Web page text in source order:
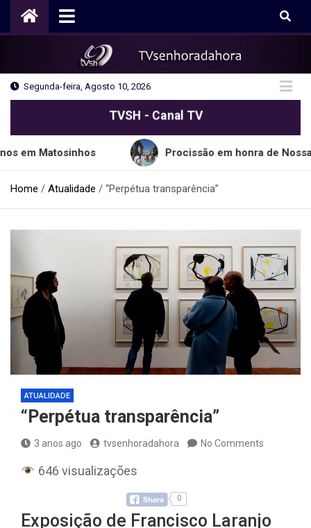
Segunda-feira, Agosto 10, 2026
TVSH - Canal TV
Procissão em honra de Nossa
Home Atualidade “Perpétua transparência”
ATUALIDADE
“Perpétua transparência”
3 anos ago tvsenhoradahora No Comments
646 visualizações
0
Exposição de Francisco Laranjo